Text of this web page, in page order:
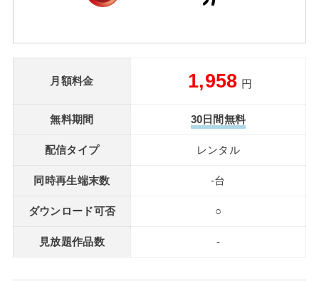
月額料金 1,958 円
無料期間 30日間無料
配信タイプ レンタル
同時再生端末数 -台
ダウンロード可否 ○
見放題作品数 -